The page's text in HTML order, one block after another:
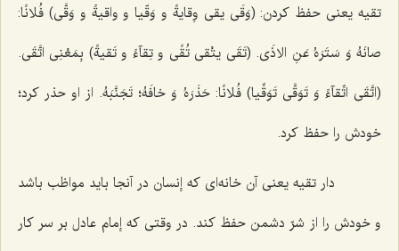
تقیه یعنى حفظ كردن:(وَقَى یقى وِقایةً و وَقّیا و واقیةً و وَقَّى) فُلانًا:
صانَهُ وَ سَتَرَهُ عَنِ الاذَى. (تَقَى یتْقى تُقًى و تِقآءً و تَقیةً) بِمَعْنِى اتَّقَى.
(اتَّقَى اتِّقآءً وَ تَوَقَّى تَوَقِّیا) فُلانًا: حَذَرَهُ وَ خافَهُ؛ تَجَنَّبَهُ‌. از او حذر كرد؛
خودش را حفظ كرد.
دار تقیه یعنى آن خانه‌اى كه إنسان در آنجا باید مواظب باشد
و خودش را از شرّ دشمن حفظ كند. در وقتى كه إمام عادل بر سر كار